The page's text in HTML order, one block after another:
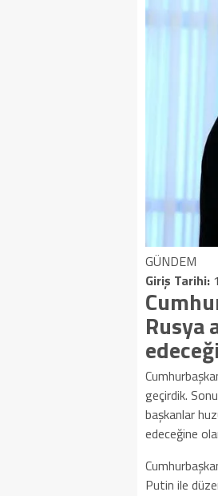
GÜNDEM
Giriş Tarihi:
Rusya
geçirdik.
başkanlar
edeceğine
Putin ile